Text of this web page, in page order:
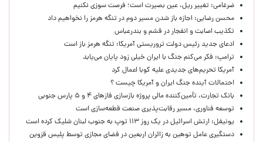
ضرغامی: تغییر ریل، عین بصیرت است؛ فرصت سوزی نکنیم
محسن رضایی: اجازه باز شدن مسیر دوم در تنگه هرمز را نخواهیم داد
تکذیب اصابت و انفجار در قشم و بندرعباس
ادعای جدید رئیس دولت تروریستی آمریکا: تنگه هرمز باز است
ترامپ: فکر می‌کنم جنگ با ایران خیلی زود پایان می‌یابد
آمریکا تحریم‌های جدیدی علیه کوبا اعمال کرد
احتمالات آینده جنگ ایران و آمریکا چیست ؟
بانک تجارت، تأمین‌کننده مالی پروژه بازسازی فازهای ۴ و ۵ پارس جنوبی
توسعه فناوری، مسیر رقابت‌پذیری صنعت قطعه‌سازی است
یونیفل: ارتش اسرائیل در یک روز ۱۱۳ توپ به جنوب لبنان شلیک کرده است
دستگیری عامل توهین به زائران اربعین در فضای مجازی توسط پلیس قزوین